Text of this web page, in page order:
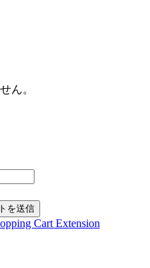
ん。
Cart Extension